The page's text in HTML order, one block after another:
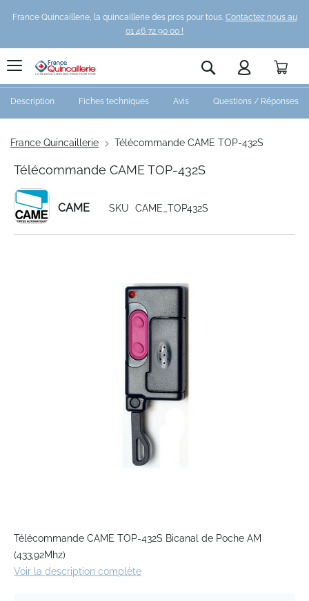
France Quincaillerie, la quincaillerie des pros pour tous. Contactez nous au
01 46 72 90 00 !
Rechercher
France Quincaillerie Télécommande CAME TOP-432S
Télécommande CAME TOP-432S
CAME SKU CAME_TOP432S
to
the
beginning
of
Télécommande CAME TOP-432S Bicanal de Poche AM
(433,92Mhz)
Voir la description complète
Description Fiches techniques Avis Questions / Réponses